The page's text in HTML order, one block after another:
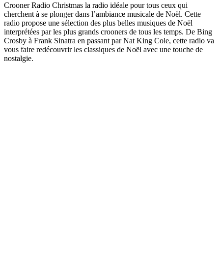
Crooner Radio Christmas la radio idéale pour tous ceux qui
cherchent à se plonger dans l’ambiance musicale de Noël. Cette
radio propose une sélection des plus belles musiques de Noël
interprétées par les plus grands crooners de tous les temps. De Bing
Crosby à Frank Sinatra en passant par Nat King Cole, cette radio va
vous faire redécouvrir les classiques de Noël avec une touche de
nostalgie.